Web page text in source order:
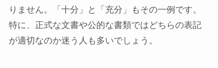
りません。「十分」と「充分」もその一例です。
特に、正式な文書や公的な書類ではどちらの表記
が適切なのか迷う人も多いでしょう。